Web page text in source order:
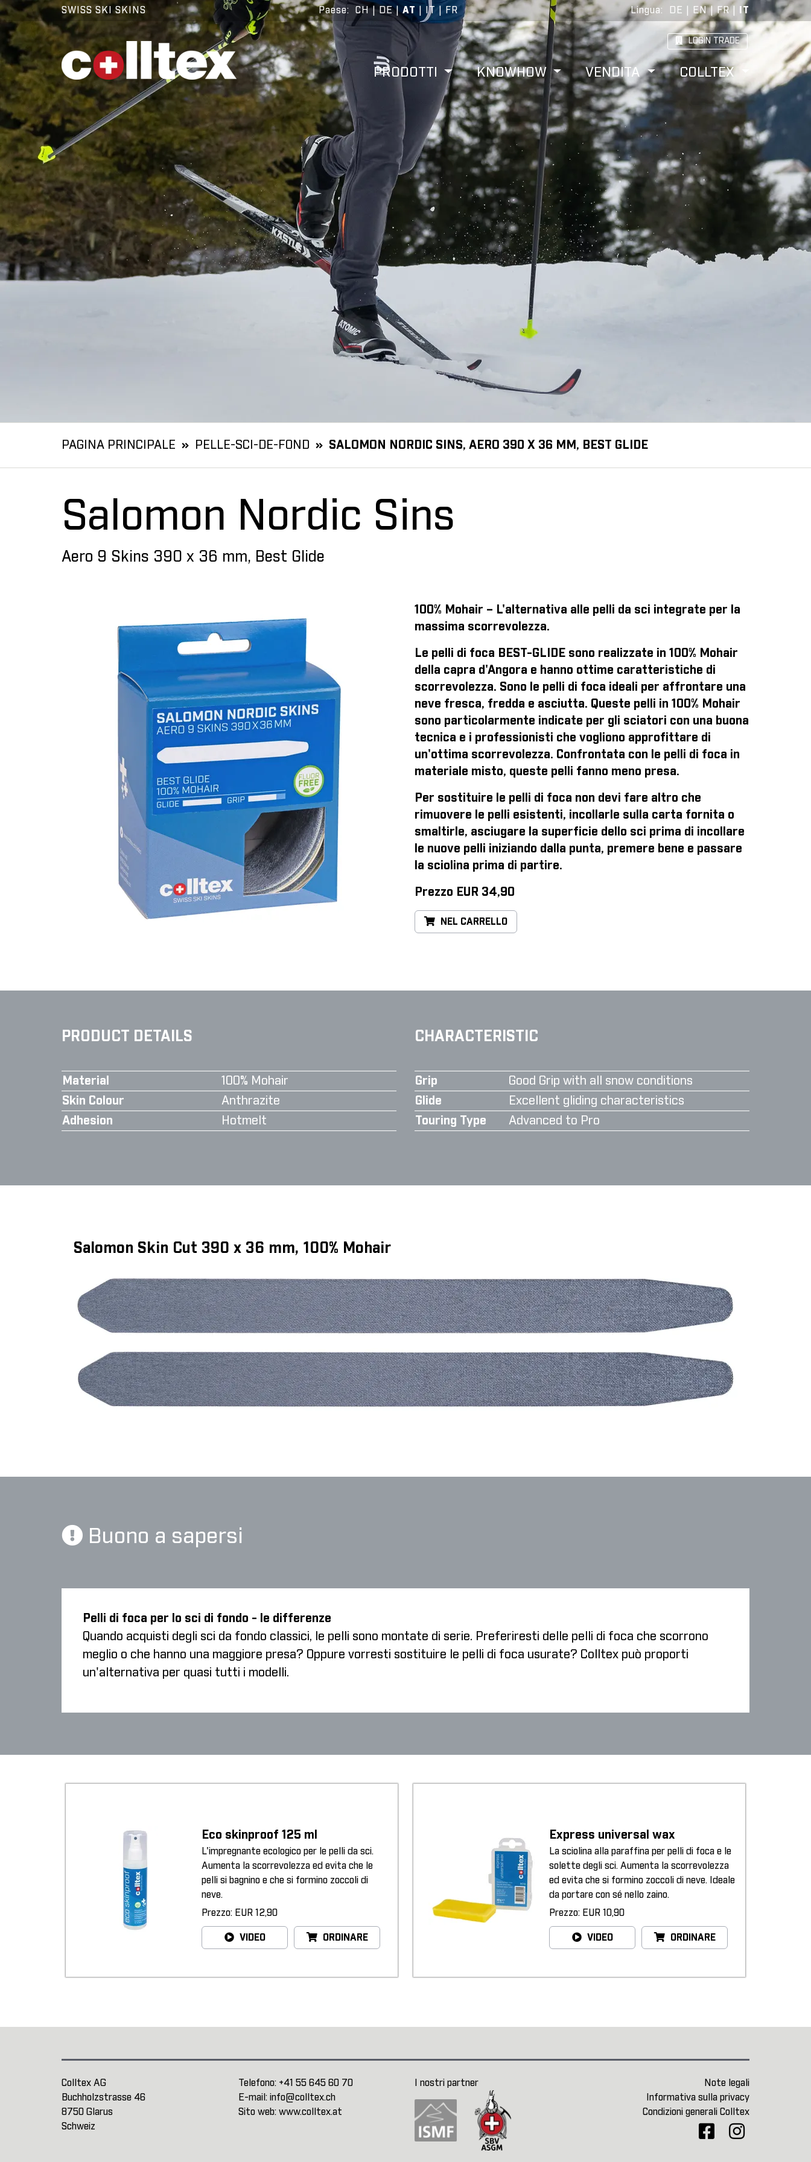
SWISS SKI SKINS Paese: CH|DE| AT IT FR Lingua: DE EN|FR| IT
LOGIN TRADE
PRODOTTI KNOWHOW VENDITA COLLTEX
PAGINA PRINCIPALE PELLE-SCI-DE-FOND SALOMON NORDIC SINS, AERO 390 X 36 MM, BEST GLIDE
Salomon Nordic Sins
Aero 9 Skins 390 x 36 mm, Best Glide
100% Mohair – L'alternativa alle pelli da sci integrate per la
massima scorrevolezza.
Le pelli di foca BEST-GLIDE sono realizzate in 100% Mohair
della capra d'Angora e hanno ottime caratteristiche di
scorrevolezza. Sono le pelli di foca ideali per affrontare una
neve fresca, fredda e asciutta. Queste pelli in 100% Mohair
sono particolarmente indicate per gli sciatori con una buona
tecnica e i professionisti che vogliono approfittare di
un'ottima scorrevolezza. Confrontata con le pelli di foca in
materiale misto, queste pelli fanno meno presa.
Per sostituire le pelli di foca non devi fare altro che
rimuovere le pelli esistenti, incollarle sulla carta fornita o
smaltirle, asciugare la superficie dello sci prima di incollare
le nuove pelli iniziando dalla punta, premere bene e passare
la sciolina prima di partire.
Prezzo EUR 34,90
NEL CARRELLO
PRODUCT DETAILS
Material
100% Mohair
Skin Colour
Anthrazite
Adhesion
Hotmelt
CHARACTERISTIC
Grip
Good Grip with all snow conditions
Glide
Excellent gliding characteristics
Touring Type
Advanced to Pro
Salomon Skin Cut 390 x 36 mm, 100% Mohair
Buono a sapersi
Pelli di foca per lo sci di fondo - le differenze
Quando acquisti degli sci da fondo classici, le pelli sono montate di serie. Preferiresti delle pelli di foca che scorrono
meglio o che hanno una maggiore presa? Oppure vorresti sostituire le pelli di foca usurate? Colltex può proporti
un'alternativa per quasi tutti i modelli.
Eco skinproof 125 ml
L'impregnante ecologico per le pelli da sci.
Aumenta la scorrevolezza ed evita che le
pelli si bagnino e che si formino zoccoli di
neve.
Prezzo: EUR 12,90
VIDEO ORDINARE
Express universal wax
La sciolina alla paraffina per pelli di foca e le
solette degli sci. Aumenta la scorrevolezza
ed evita che si formino zoccoli di neve. Ideale
da portare con sé nello zaino.
Prezzo: EUR 10,90
VIDEO ORDINARE
Colltex AG
Buchholzstrasse 46
8750 Glarus
Schweiz
Telefono: +41 55 645 60 70
E-mail: info@colltex.ch
Sito web: www.colltex.at
I nostri partner
Note legali
Informativa sulla privacy
Condizioni generali Colltex